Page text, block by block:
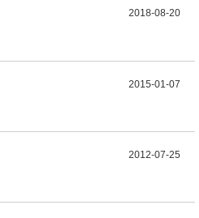
2018-08-20
2015-01-07
2012-07-25